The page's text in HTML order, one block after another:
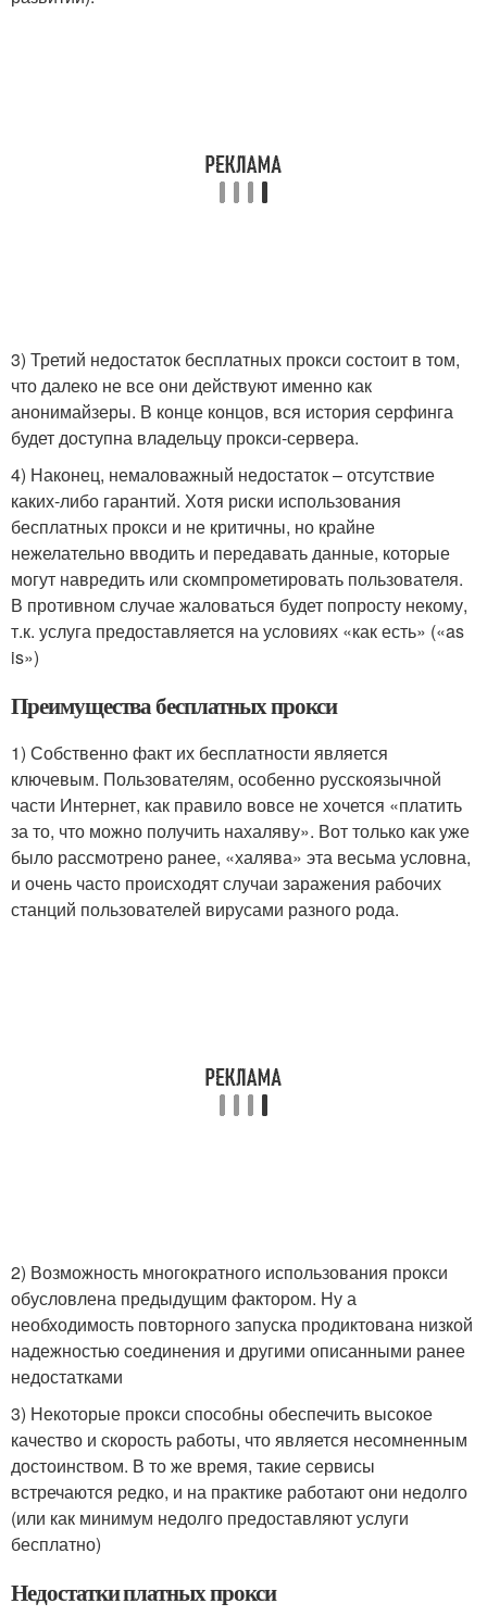
3) Третий недостаток бесплатных прокси состоит в том,
что далеко не все они действуют именно как
анонимайзеры. В конце концов, вся история серфинга
будет доступна владельцу прокси-сервера.
4) Наконец, немаловажный недостаток – отсутствие
каких-либо гарантий. Хотя риски использования
бесплатных прокси и не критичны, но крайне
нежелательно вводить и передавать данные, которые
могут навредить или скомпрометировать пользователя.
В противном случае жаловаться будет попросту некому,
т.к. услуга предоставляется на условиях «как есть» («as
is»)
Преимущества бесплатных прокси
1) Собственно факт их бесплатности является
ключевым. Пользователям, особенно русскоязычной
части Интернет, как правило вовсе не хочется «платить
за то, что можно получить нахаляву». Вот только как уже
было рассмотрено ранее, «халява» эта весьма условна,
и очень часто происходят случаи заражения рабочих
станций пользователей вирусами разного рода.
2) Возможность многократного использования прокси
обусловлена предыдущим фактором. Ну а
необходимость повторного запуска продиктована низкой
надежностью соединения и другими описанными ранее
недостатками
3) Некоторые прокси способны обеспечить высокое
качество и скорость работы, что является несомненным
достоинством. В то же время, такие сервисы
встречаются редко, и на практике работают они недолго
(или как минимум недолго предоставляют услуги
бесплатно)
Недостатки платных прокси